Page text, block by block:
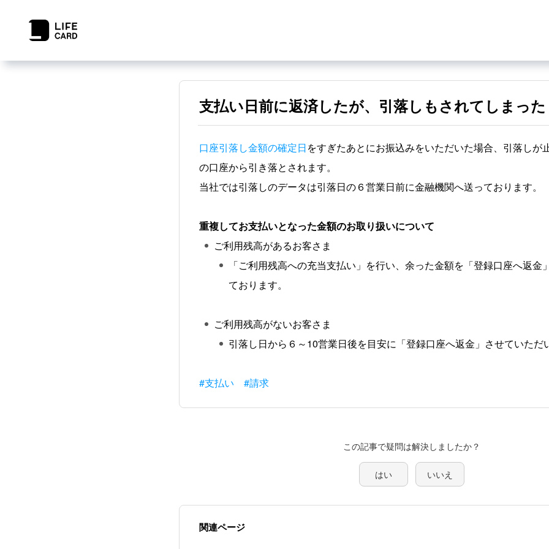
支払い日前に返済したが、引落しもされてしまった
口座引落し金額の確定日をすぎたあとにお振込みをいただいた場合、引落しが
の口座から引き落とされます。
当社では引落しのデータは引落日の６営業日前に金融機関へ送っております。
重複してお支払いとなった金額のお取り扱いについて
ご利用残高があるお客さま
「ご利用残高への充当支払い」を行い、余った金額を「登録口座へ返金
ております。
ご利用残高がないお客さま
引落し日から６～10営業日後を目安に「登録口座へ返金」させていただ
#支払い #請求
この記事で疑問は解決しましたか？
はい いいえ
関連ページ